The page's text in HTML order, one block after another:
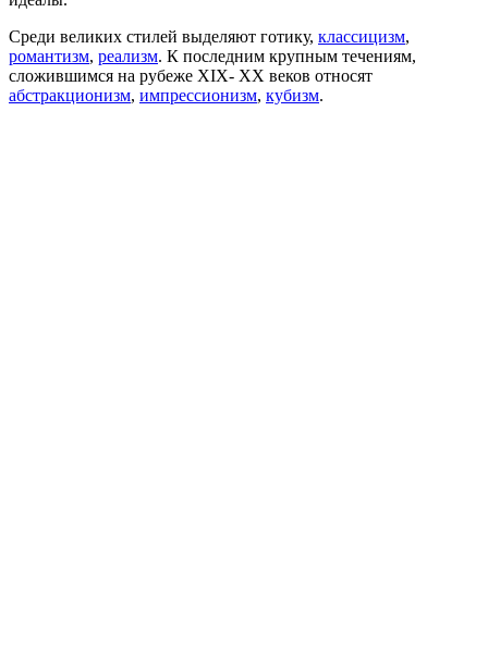
Среди великих стилей выделяют готику, классицизм,
романтизм, реализм. К последним крупным течениям,
сложившимся на рубеже XIX- XX веков относят
абстракционизм, импрессионизм, кубизм.